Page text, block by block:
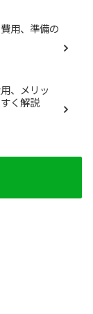
用、準備の
、メリッ
く解説